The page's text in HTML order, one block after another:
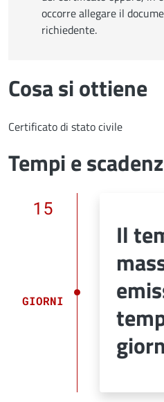
occorre allegare il
richiedente.
Cosa si ottiene
Certificato di stato civile
Tempi e
15
GIORNI
Il